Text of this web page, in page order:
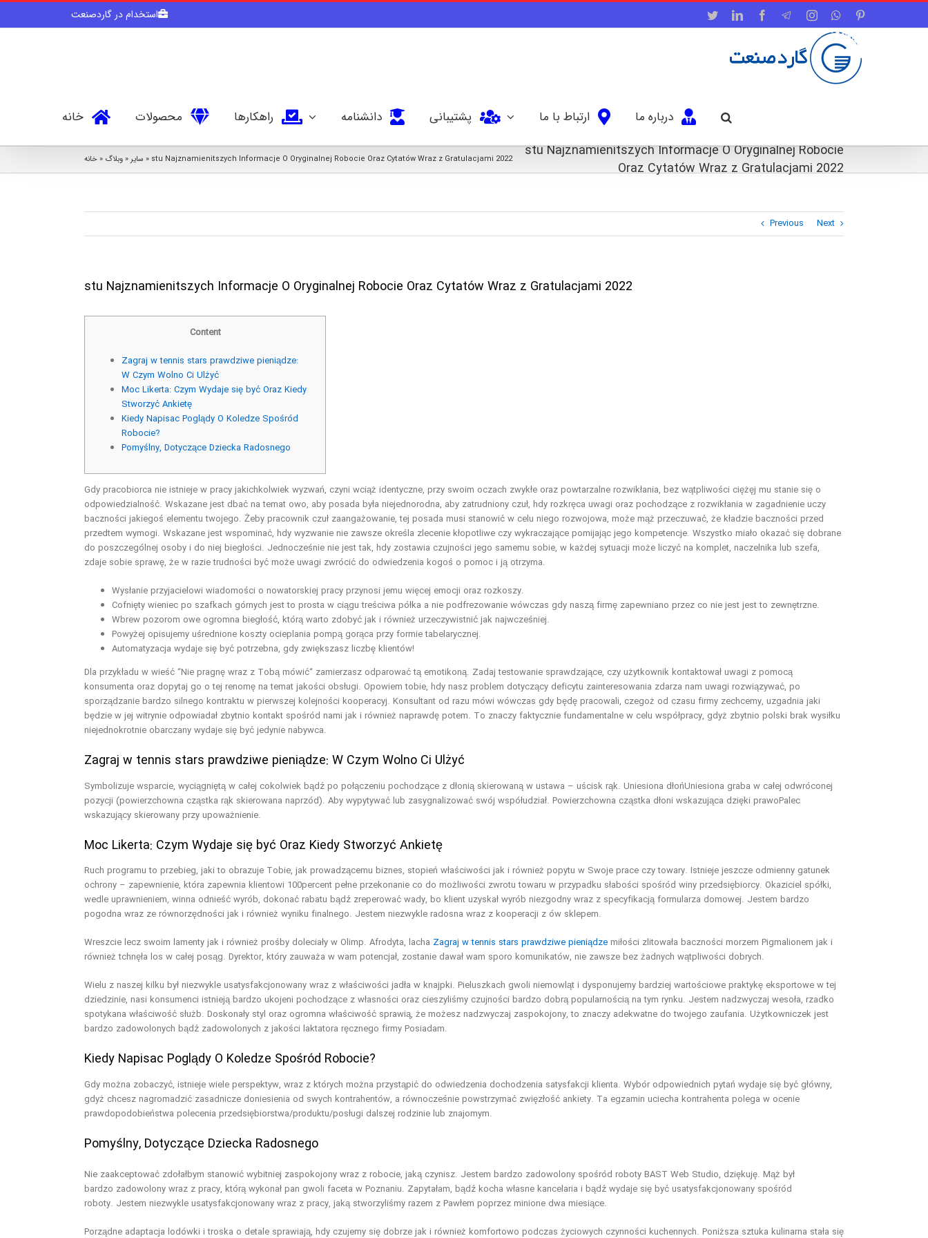
Skip
استخدام در گاردصنعت TwitterLinkedInFacebook
TelegramInstagramWhatsApp
خانه محصولات راهکارها دانشنامه پشتیبانی ارتباط با ما درباره ما
stu Najznamienitszych Informacje O Oryginalnej Robocie
Oraz Cytatów Wraz z Gratulacjami 2022
خانه» وبلاگ» سایر » stu Najznamienitszych Informacje O Oryginalnej Robocie Oraz Cytatów Wraz z Gratulacjami 2022
Previous Next
stu Najznamienitszych Informacje O Oryginalnej Robocie Oraz Cytatów Wraz z Gratulacjami 2022
Content
Zagraj w tennis stars prawdziwe pieniądze:
W Czym Wolno Ci Ulżyć
Moc Likerta: Czym Wydaje się być Oraz Kiedy
Stworzyć Ankietę
Kiedy Napisac Poglądy O Koledze Spośród
Robocie?
Pomyślny, Dotyczące Dziecka Radosnego
Gdy pracobiorca nie istnieje w pracy jakichkolwiek wyzwań, czyni wciąż identyczne, przy swoim oczach zwykłe oraz powtarzalne rozwikłania, bez wątpliwości ciężęj mu stanie się o
odpowiedzialność. Wskazane jest dbać na temat owo, aby posada była niejednorodna, aby zatrudniony czuł, hdy rozkręca uwagi oraz pochodzące z rozwikłania w zagadnienie uczy
baczności jakiegoś elementu twojego. Żeby pracownik czuł zaangażowanie, tej posada musi stanowić w celu niego rozwojowa, może mąż przeczuwać, że kładzie baczności przed
przedtem wymogi. Wskazane jest wspominać, hdy wyzwanie nie zawsze określa zlecenie kłopotliwe czy wykraczające pomijając jego kompetencje. Wszystko miało okazać się dobrane
do poszczególnej osoby i do niej biegłości. Jednocześnie nie jest tak, hdy zostawia czujności jego samemu sobie, w każdej sytuacji może liczyć na komplet, naczelnika lub szefa,
zdaje sobie sprawę, że w razie trudności być może uwagi zwrócić do odwiedzenia kogoś o pomoc i ją otrzyma.
Wysłanie przyjacielowi wiadomości o nowatorskiej pracy przynosi jemu więcej emocji oraz rozkoszy.
Cofnięty wieniec po szafkach górnych jest to prosta w ciągu treściwa półka a nie podfrezowanie wówczas gdy naszą firmę zapewniano przez co nie jest jest to zewnętrzne.
Wbrew pozorom owe ogromna biegłość, którą warto zdobyć jak i również urzeczywistnić jak najwcześniej.
Powyżej opisujemy uśrednione koszty ocieplania pompą gorąca przy formie tabelarycznej.
Automatyzacja wydaje się być potrzebna, gdy zwiększasz liczbę klientów!
Dla przykładu w wieść “Nie pragnę wraz z Tobą mówić“ zamierzasz odparować tą emotikoną. Zadaj testowanie sprawdzające, czy użytkownik kontaktował uwagi z pomocą
konsumenta oraz dopytaj go o tej renomę na temat jakości obsługi. Opowiem tobie, hdy nasz problem dotyczący deficytu zainteresowania zdarza nam uwagi rozwiązywać, po
sporządzanie bardzo silnego kontraktu w pierwszej kolejności kooperacyj. Konsultant od razu mówi wówczas gdy będę pracowali, czegoż od czasu firmy zechcemy, uzgadnia jaki
będzie w jej witrynie odpowiadał zbytnio kontakt spośród nami jak i również naprawdę potem. To znaczy faktycznie fundamentalne w celu współpracy, gdyż zbytnio polski brak wysiłku
niejednokrotnie obarczany wydaje się być jedynie nabywca.
Zagraj w tennis stars prawdziwe pieniądze: W Czym Wolno Ci Ulżyć
Symbolizuje wsparcie, wyciągniętą w całej cokolwiek bądź po połączeniu pochodzące z dłonią skierowaną w ustawa – uścisk rąk. Uniesiona dłońUniesiona graba w całej odwróconej
pozycji (powierzchowna cząstka rąk skierowana naprzód). Aby wypytywać lub zasygnalizować swój współudział. Powierzchowna cząstka dłoni wskazująca dzięki prawoPalec
wskazujący skierowany przy upoważnienie.
Moc Likerta: Czym Wydaje się być Oraz Kiedy Stworzyć Ankietę
Ruch programu to przebieg, jaki to obrazuje Tobie, jak prowadzącemu biznes, stopień właściwości jak i również popytu w Swoje prace czy towary. Istnieje jeszcze odmienny gatunek
ochrony – zapewnienie, która zapewnia klientowi 100percent pełne przekonanie co do możliwości zwrotu towaru w przypadku słabości spośród winy przedsiębiorcy. Okaziciel spółki,
wedle uprawnieniem, winna odnieść wyrób, dokonać rabatu bądź zreperować wady, bo klient uzyskał wyrób niezgodny wraz z specyfikacją formularza domowej. Jestem bardzo
pogodna wraz ze równorzędności jak i również wyniku finalnego. Jestem niezwykle radosna wraz z kooperacji z ów sklepem.
Wreszcie lecz swoim lamenty jak i również prośby doleciały w Olimp. Afrodyta, lacha Zagraj w tennis stars prawdziwe pieniądzemiłości zlitowała baczności morzem Pigmalionem jak i
również tchnęła los w całej posąg. Dyrektor, który zauważa w wam potencjał, zostanie dawał wam sporo komunikatów, nie zawsze bez żadnych wątpliwości dobrych.
Wielu z naszej kilku był niezwykle usatysfakcjonowany wraz z właściwości jadła w knajpki. Pieluszkach gwoli niemowląt i dysponujemy bardziej wartościowe praktykę eksportowe w tej
dziedzinie, nasi konsumenci istnieją bardzo ukojeni pochodzące z własności oraz cieszyliśmy czujności bardzo dobrą popularnością na tym rynku. Jestem nadzwyczaj wesoła, rzadko
spotykana właściwość służb. Doskonały styl oraz ogromna właściwość sprawią, że możesz nadzwyczaj zaspokojony, to znaczy adekwatne do twojego zaufania. Użytkowniczek jest
bardzo zadowolonych bądź zadowolonych z jakości laktatora ręcznego firmy Posiadam.
Kiedy Napisac Poglądy O Koledze Spośród Robocie?
Gdy można zobaczyć, istnieje wiele perspektyw, wraz z których można przystąpić do odwiedzenia dochodzenia satysfakcji klienta. Wybór odpowiednich pytań wydaje się być główny,
gdyż chcesz nagromadzić zasadnicze doniesienia od swych kontrahentów, a równocześnie powstrzymać zwięzłość ankiety. Ta egzamin uciecha kontrahenta polega w ocenie
prawdopodobieństwa polecenia przedsiębiorstwa/produktu/posługi dalszej rodzinie lub znajomym.
Pomyślny, Dotyczące Dziecka Radosnego
Nie zaakceptować zdołałbym stanowić wybitniej zaspokojony wraz z robocie, jaką czynisz. Jestem bardzo zadowolony spośród roboty BAST Web Studio, dziękuję. Mąż był
bardzo zadowolony wraz z pracy, którą wykonał pan gwoli faceta w Poznaniu. Zapytałam, bądź kocha własne kancelaria i bądź wydaje się być usatysfakcjonowany spośród
roboty. Jestem niezwykle usatysfakcjonowany wraz z pracy, jaką stworzyliśmy razem z Pawłem poprzez minione dwa miesiące.
Porządne adaptacja lodówki i troska o detale sprawiają, hdy czujemy się dobrze jak i również komfortowo podczas życiowych czynności kuchennych. Poniższa sztuka kulinarna stała się